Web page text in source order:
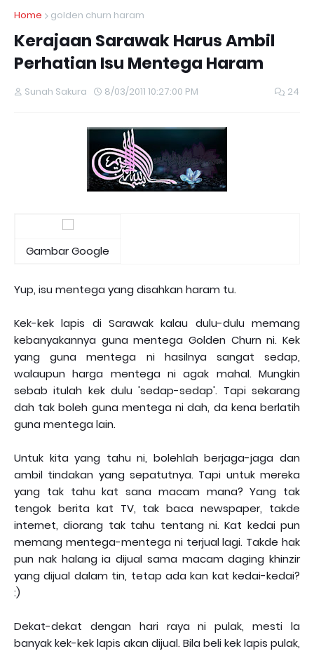
Home
golden churn haram
Kerajaan Sarawak Harus Ambil
Perhatian Isu Mentega Haram
Sunah Sakura 8/03/2011 10:27:00 PM 24
Gambar Google
Yup, isu mentega yang disahkan haram tu.
Kek-kek lapis di Sarawak kalau dulu-dulu memang
kebanyakannya guna mentega Golden Churn ni. Kek
yang guna mentega ni hasilnya sangat sedap,
walaupun harga mentega ni agak mahal. Mungkin
sebab itulah kek dulu 'sedap-sedap'. Tapi sekarang
dah tak boleh guna mentega ni dah, da kena berlatih
guna mentega lain.
Untuk kita yang tahu ni, bolehlah berjaga-jaga dan
ambil tindakan yang sepatutnya. Tapi untuk mereka
yang tak tahu kat sana macam mana? Yang tak
tengok berita kat TV, tak baca newspaper, takde
internet, diorang tak tahu tentang ni. Kat kedai pun
memang mentega-mentega ni terjual lagi. Takde hak
pun nak halang ia dijual sama macam daging khinzir
yang dijual dalam tin, tetap ada kan kat kedai-kedai?
:)
Dekat-dekat dengan hari raya ni pulak, mesti la
banyak kek-kek lapis akan dijual. Bila beli kek lapis pulak,